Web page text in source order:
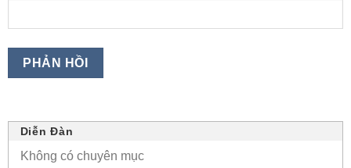
Diễn Đàn
Không có chuyên mục